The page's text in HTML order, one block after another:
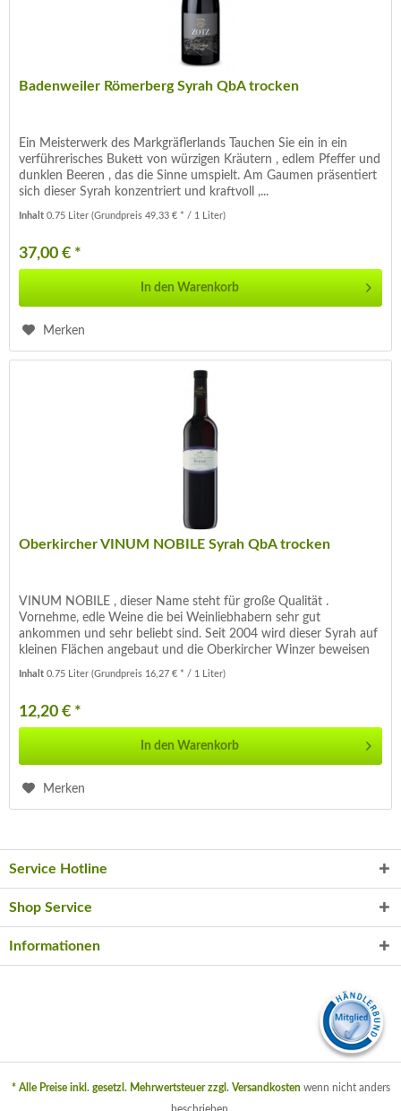
Badenweiler Römerberg Syrah QbA trocken
Ein Meisterwerk des Markgräflerlands Tauchen Sie ein in ein
verführerisches Bukett von würzigen Kräutern , edlem Pfeffer und
dunklen Beeren , das die Sinne umspielt. Am Gaumen präsentiert
sich dieser Syrah konzentriert und kraftvoll ,...
Inhalt0.75 Liter(Grundpreis 49,33 € * / 1 Liter)
37,00 € *
In den Warenkorb
Merken
Oberkircher VINUM NOBILE Syrah QbA trocken
VINUM NOBILE , dieser Name steht für große Qualität .
Vornehme, edle Weine die bei Weinliebhabern sehr gut
ankommen und sehr beliebt sind. Seit 2004 wird dieser Syrah auf
kleinen Flächen angebaut und die Oberkircher Winzer beweisen
immer...
Inhalt0.75 Liter(Grundpreis 16,27 € * / 1 Liter)
12,20 € *
In den Warenkorb
Merken
Service Hotline
Shop Service
Informationen
* Alle Preise inkl. gesetzl. Mehrwertsteuer zzgl. Versandkostenwenn nicht anders